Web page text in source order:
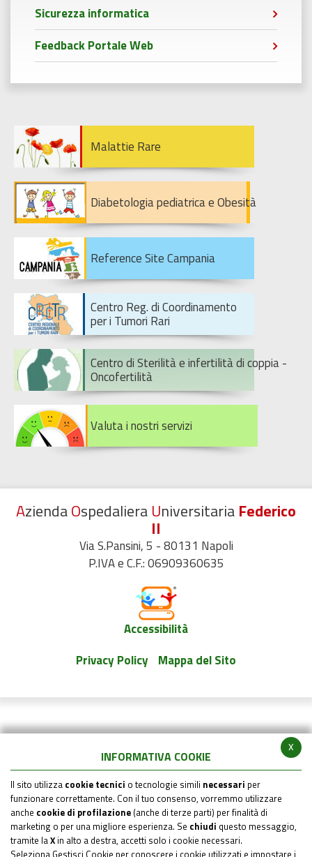
x
INFORMATIVA COOKIE
Il sito utilizza cookie tecnici o tecnologie simili necessari per
funzionare correttamente. Con il tuo consenso, vorremmo utilizzare
anche cookie di profilazione (anche di terze parti) per finalità di
marketing o per una migliore esperienza. Se chiudi questo messaggio,
tramite laX in alto a destra, accetti solo i cookie necessari.
Seleziona Gestisci Cookie per conoscere i cookie utilizzati e impostare i
Sicurezza informatica
Feedback Portale Web
Malattie Rare
Diabetologia pediatrica e Obesità
Reference Site Campania
Centro Reg. di Coordinamento
per i Tumori Rari
Centro di Sterilità e infertilità di coppia -
Oncofertilità
Valuta i nostri servizi
AziendaOspedaliera Universitaria Federico
II
Via S.Pansini, 5 - 80131 Napoli
P.IVA e C.F.: 06909360635
Accessibilità
Privacy Policy Mappa del Sito